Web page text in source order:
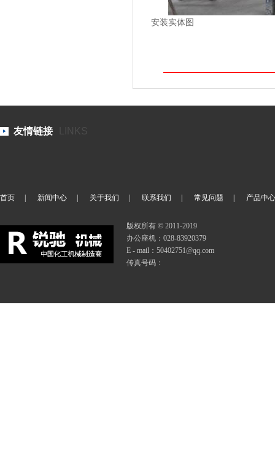
安装实体图
友情链接 LINKS
首页 新闻中心 关于我们 联系我们 常见问题 产品中心
版权所有 © 2011-2019
办公座机：028-83920379
E - mail：50402751@qq.com
传真号码：